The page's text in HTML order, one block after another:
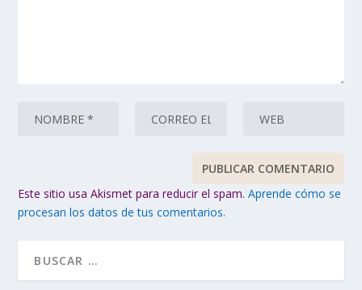
Este sitio usa Akismet para reducir el spam.Aprende cómo se
procesan los datos de tus comentarios.